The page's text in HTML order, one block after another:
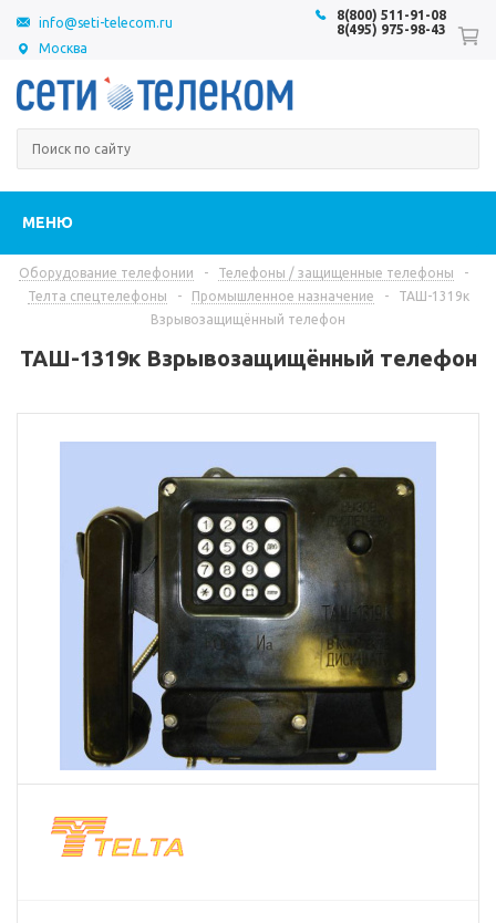
Москва
8(800) 511-91-08
8(495) 975-98-43
info@seti-telecom.ru
МЕНЮ
Оборудование телефонии - Телефоны / защищенные телефоны
-
Телта спецтелефоны
- Промышленное назначение -
ТАШ-1319к
Взрывозащищённый телефон
ТАШ-1319к Взрывозащищённый телефон